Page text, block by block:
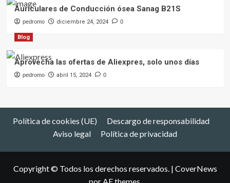
Auriculares de Conducción ósea Sanag B21S
pedromo diciembre 24, 2024 0
Blog
Aprovecha las ofertas de Aliexpres, solo unos días
pedromo abril 15, 2024 0
Política de cookies (UE)
Descargo de responsabilidad
Aviso legal
Política de privacidad
Copyright © Todos los derechos reservados. | CoverNews